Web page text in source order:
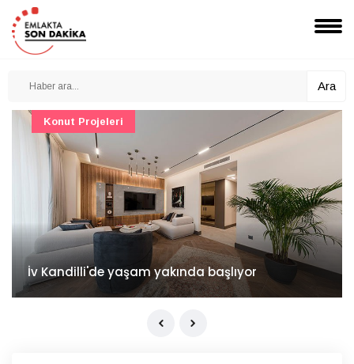
Ara
İv Kandilli'de yaşam yakında başlıyor
Konut Projeleri